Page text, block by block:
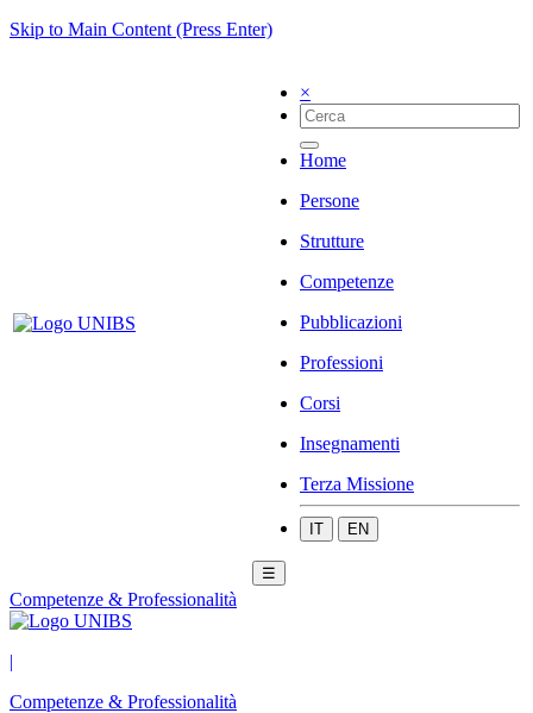
Skip to Main Content (Press Enter)
×
Home
Persone
Strutture
Competenze
Pubblicazioni
Professioni
Corsi
Insegnamenti
Terza Missione
IT EN
☰
Competenze & Professionalità
|
Competenze & Professionalità